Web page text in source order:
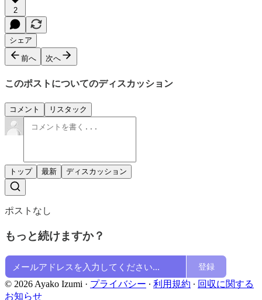
2
シェア
前へ 次へ
このポストについてのディスカッション
コメント リスタック
トップ 最新 ディスカッション
ポストなし
もっと続けますか？
登録
© 2026 Ayako Izumi · プライバシー ∙ 利用規約 ∙ 回収に関する
お知らせ